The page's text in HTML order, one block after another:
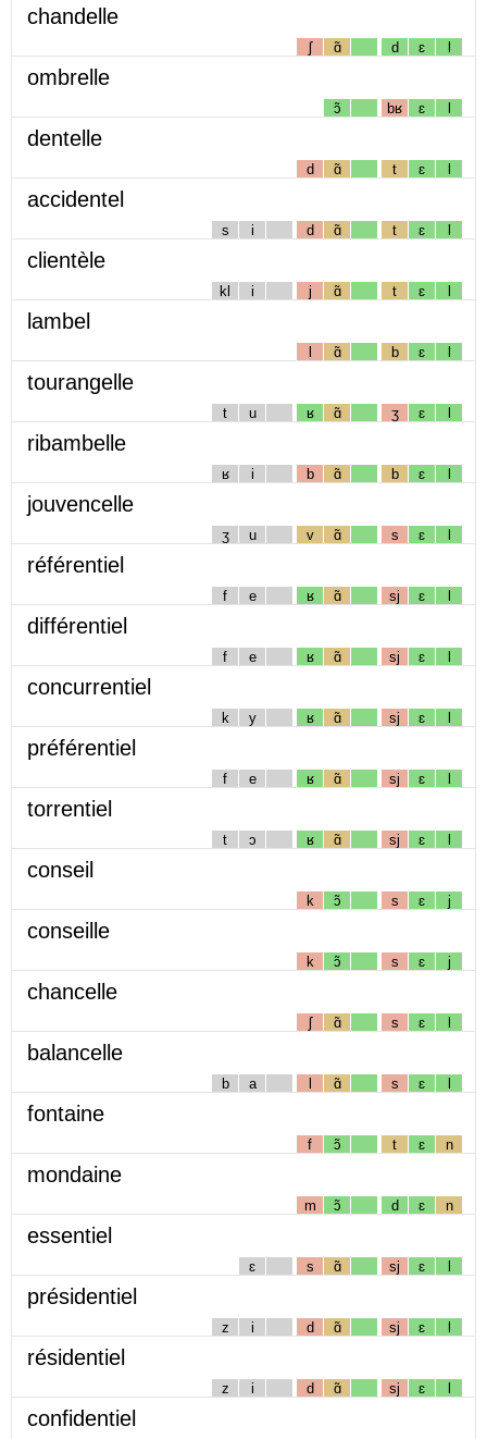
chandelle
ʃ ɑ̃ d ɛ l
ombrelle
ɔ̃ bʁ ɛ l
dentelle
d ɑ̃ t ɛ l
accidentel
s i d ɑ̃ t ɛ l
clientèle
kl i j ɑ̃ t ɛ l
lambel
l ɑ̃ b ɛ l
tourangelle
t u ʁ ɑ̃ ʒ ɛ l
ribambelle
ʁ i b ɑ̃ b ɛ l
jouvencelle
ʒ u v ɑ̃ s ɛ l
référentiel
f e ʁ ɑ̃ sj ɛ l
différentiel
f e ʁ ɑ̃ sj ɛ l
concurrentiel
k y ʁ ɑ̃ sj ɛ l
préférentiel
f e ʁ ɑ̃ sj ɛ l
torrentiel
t ɔ ʁ ɑ̃ sj ɛ l
conseil
k ɔ̃ s ɛ j
conseille
k ɔ̃ s ɛ j
chancelle
ʃ ɑ̃ s ɛ l
balancelle
b a l ɑ̃ s ɛ l
fontaine
f ɔ̃ t ɛ n
mondaine
m ɔ̃ d ɛ n
essentiel
ɛ s ɑ̃ sj ɛ l
présidentiel
z i d ɑ̃ sj ɛ l
résidentiel
z i d ɑ̃ sj ɛ l
confidentiel